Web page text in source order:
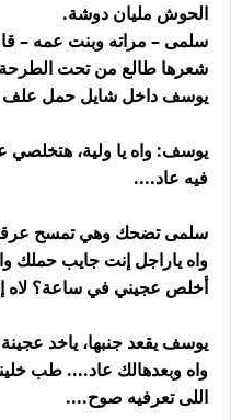
الحوش مليان دوشة.
سلمى – مراته وبنت عمه –
شعرها طالع من تحت الطرحة
يوسف داخل شايل حمل علف
يوسف: واه يا ولية، هتخلصي
فيه عاد....
سلمى تضحك وهي تمسح
واه ياراجل إنت جايب حملك
أخلص عجيني في ساعة؟
يوسف يقعد جنبها، ياخد
واه وبعدهالك عاد.... طب
اللى تعرفيه صوح....